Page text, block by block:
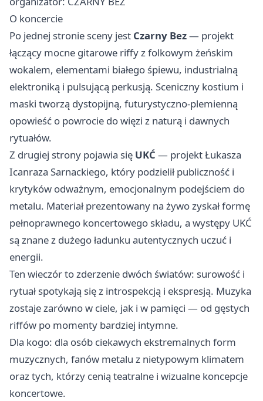
O koncercie
Po jednej stronie sceny jest Czarny Bez— projekt
łączący mocne gitarowe riffy z folkowym żeńskim
wokalem, elementami białego śpiewu, industrialną
elektroniką i pulsującą perkusją. Sceniczny kostium i
maski tworzą dystopijną, futurystyczno-plemienną
opowieść o powrocie do więzi z naturą i dawnych
rytuałów.
Z drugiej strony pojawia się UKĆ — projekt Łukasza
Icanraza Sarnackiego, który podzielił publiczność i
krytyków odważnym, emocjonalnym podejściem do
metalu. Materiał prezentowany na żywo zyskał formę
pełnoprawnego koncertowego składu, a występy UKĆ
są znane z dużego ładunku autentycznych uczuć i
energii.
Ten wieczór to zderzenie dwóch światów: surowość i
rytuał spotykają się z introspekcją i ekspresją. Muzyka
zostaje zarówno w ciele, jak i w pamięci — od gęstych
riffów po momenty bardziej intymne.
Dla kogo: dla osób ciekawych ekstremalnych form
muzycznych, fanów metalu z nietypowym klimatem
oraz tych, którzy cenią teatralne i wizualne koncepcje
koncertowe.